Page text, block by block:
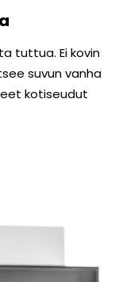
tuttua. Ei kovin
suvun vanha
kotiseudut